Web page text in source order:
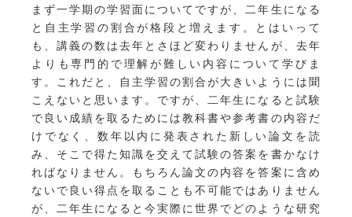
まず一学期の学習面についてですが、二年生になる
と自主学習の割合が格段と増えます。とはいって
も、講義の数は去年とさほど変わりませんが、去年
よりも専門的で理解が難しい内容について学びま
す。これだと、自主学習の割合が大きいようには聞
こえないと思います。ですが、二年生になると試験
で良い成績を取るためには教科書や参考書の内容だ
けでなく、数年以内に発表された新しい論文を読
み、そこで得た知識を交えて試験の答案を書かなけ
ればなりません。もちろん論文の内容を答案に含め
ないで良い得点を取ることも不可能ではありません
が、二年生になると今実際に世界でどのような研究